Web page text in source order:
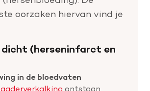
oorzaken hiervan vind je
(herseninfarct en
in de bloedvaten
ontstaan